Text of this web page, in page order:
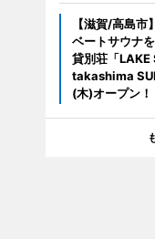
【滋賀/高島市
ベートサウナ
貸別荘「LAKE
takashima
(木)オープン！